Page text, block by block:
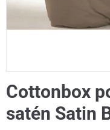
Cottonbox
satén Satin